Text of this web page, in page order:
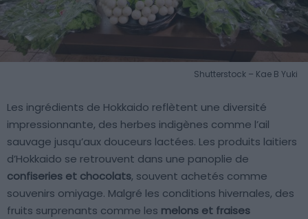
Shutterstock – Kae B Yuki
Les ingrédients de Hokkaido reflètent une diversité
impressionnante, des herbes indigènes comme l’ail
sauvage jusqu’aux douceurs lactées. Les produits laitiers
d’Hokkaido se retrouvent dans une panoplie de
confiseries et chocolats, souvent achetés comme
souvenirs omiyage. Malgré les conditions hivernales, des
fruits surprenants comme les melons et fraises